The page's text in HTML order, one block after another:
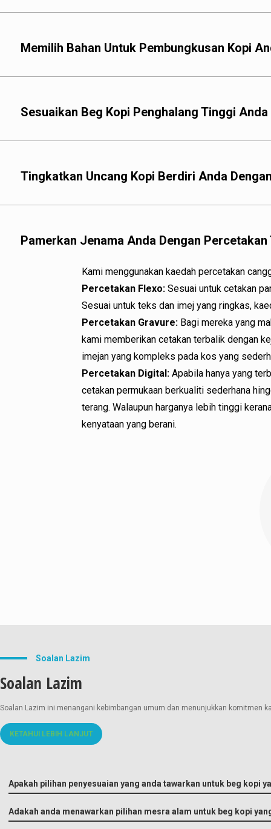
Memilih Bahan Untuk Pembungkusan Kopi
Sesuaikan Beg Kopi Penghalang Tinggi
Tingkatkan Uncang Kopi Berdiri Anda
Pamerkan Jenama Anda Dengan
Kami menggunakan kaedah percetakan
Percetakan Flexo: Sesuai untuk cetakan
Sesuai untuk teks dan imej yang ringkas,
Percetakan Gravure: Bagi mereka yang
kami memberikan cetakan terbalik dengan
imejan yang kompleks pada kos yang
Percetakan Digital: Apabila hanya yang
cetakan permukaan berkualiti sederhana
terang. Walaupun harganya lebih tinggi
kenyataan yang berani.
Soalan Lazim
Soalan Lazim
Soalan Lazim ini menangani kebimbangan umum dan menunjukkan komitmen
KETAHUI LEBIH LANJUT
Apakah pilihan penyesuaian yang anda tawarkan untuk beg kopi
Adakah anda menawarkan pilihan mesra alam untuk beg kopi